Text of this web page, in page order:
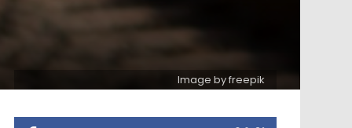
Image by freepik